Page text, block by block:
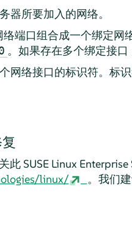
器所要加入的网络。
端口组合成一个绑定
。如果存在多个绑定接口
网络接口的标识符。标
此 SUSE Linux
linux/
。我们